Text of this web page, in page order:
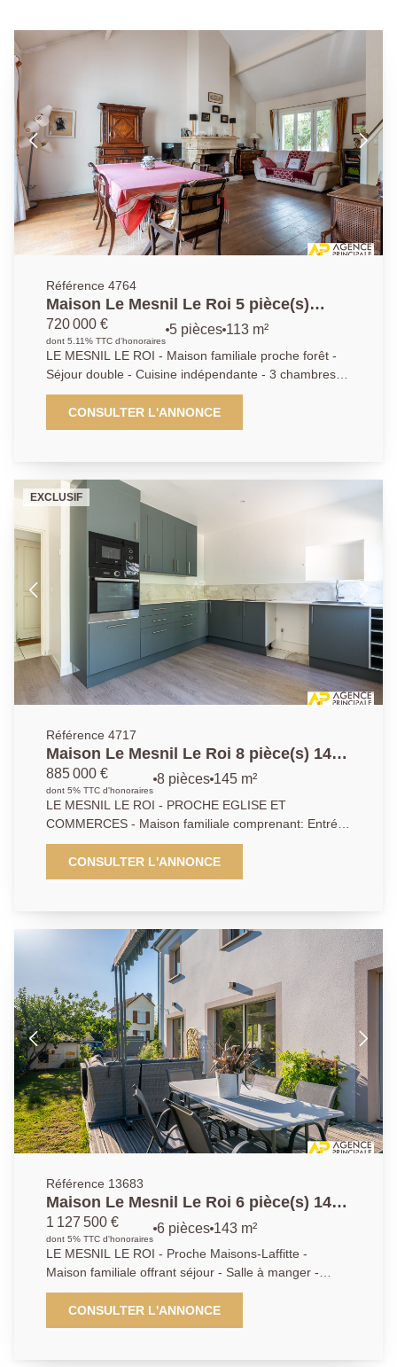
Référence 4764
Maison Le Mesnil Le Roi 5 pièce(s)
113.65 m2
720 000 €
dont 5.11% TTC d'honoraires
5 pièces 113 m²
LE MESNIL LE ROI - Maison familiale proche forêt -
Séjour double - Cuisine indépendante - 3 chambres
dont une suite parentale avec salle d'eau - Salle de
bains - Jardin - Double garage Agence Principale - AP
01.39.62.04.04
CONSULTER L'ANNONCE
EXCLUSIF
Référence 4717
Maison Le Mesnil Le Roi 8 pièce(s) 145
m2
885 000 €
dont 5% TTC d'honoraires
8 pièces 145 m²
LE MESNIL LE ROI - PROCHE EGLISE ET
COMMERCES - Maison familiale comprenant: Entrée,
séjour double avec cheminée donnant sur jardin,
cuisine aménagée. A l'étage 3 chambres, salle de
bains, wc, suite parentale avec salle d'eau et très jolie
moto, pièce pouvant être un bureau ou chambre
d'amis. 2 grandes caves et dégagements. Joli terrain
de 375 m² . EXCLUSIVITE; AP.01.39.62.04.04
CONSULTER L'ANNONCE
Référence 13683
Maison Le Mesnil Le Roi 6 pièce(s) 143
m2 - 4 chambres
1 127 500 €
dont 5% TTC d'honoraires
6 pièces 143 m²
LE MESNIL LE ROI - Proche Maisons-Laffitte -
Maison familiale offrant séjour - Salle à manger -
Cuisine dinatoire - 4 chambres - bureau - Salle de
bains - 2 salles d'eau - Sous sol total et dependance-
Terrain de 500 m² - AP 01.39.62.04.04
CONSULTER L'ANNONCE